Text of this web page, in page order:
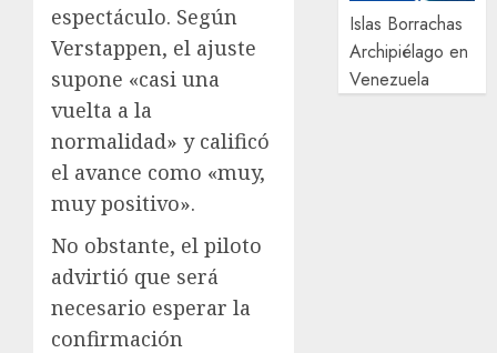
espectáculo. Según
Verstappen, el ajuste
supone «casi una
vuelta a la
normalidad» y calificó
el avance como «muy,
muy positivo».
No obstante, el piloto
advirtió que será
necesario esperar la
confirmación
Islas Borrachas
Archipiélago en
Venezuela